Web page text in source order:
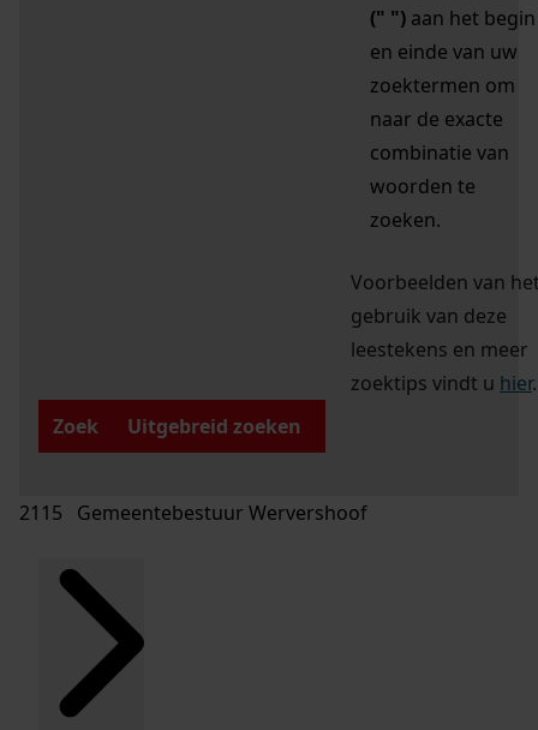
(" ") aan het begin
en einde van uw
zoektermen om
naar de exacte
combinatie van
woorden te
zoeken.
Voorbeelden van
gebruik van deze
leestekens en meer
zoektips vindt u hier.
Zoek
Uitgebreid zoeken
2115 Gemeentebestuur Wervershoof